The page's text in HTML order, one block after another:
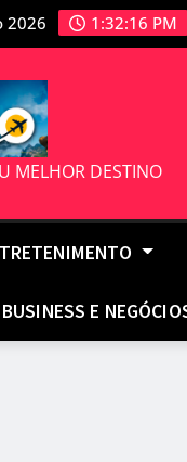
2026 1:32:17 PM
MELHOR DESTINO
BUSINESS E